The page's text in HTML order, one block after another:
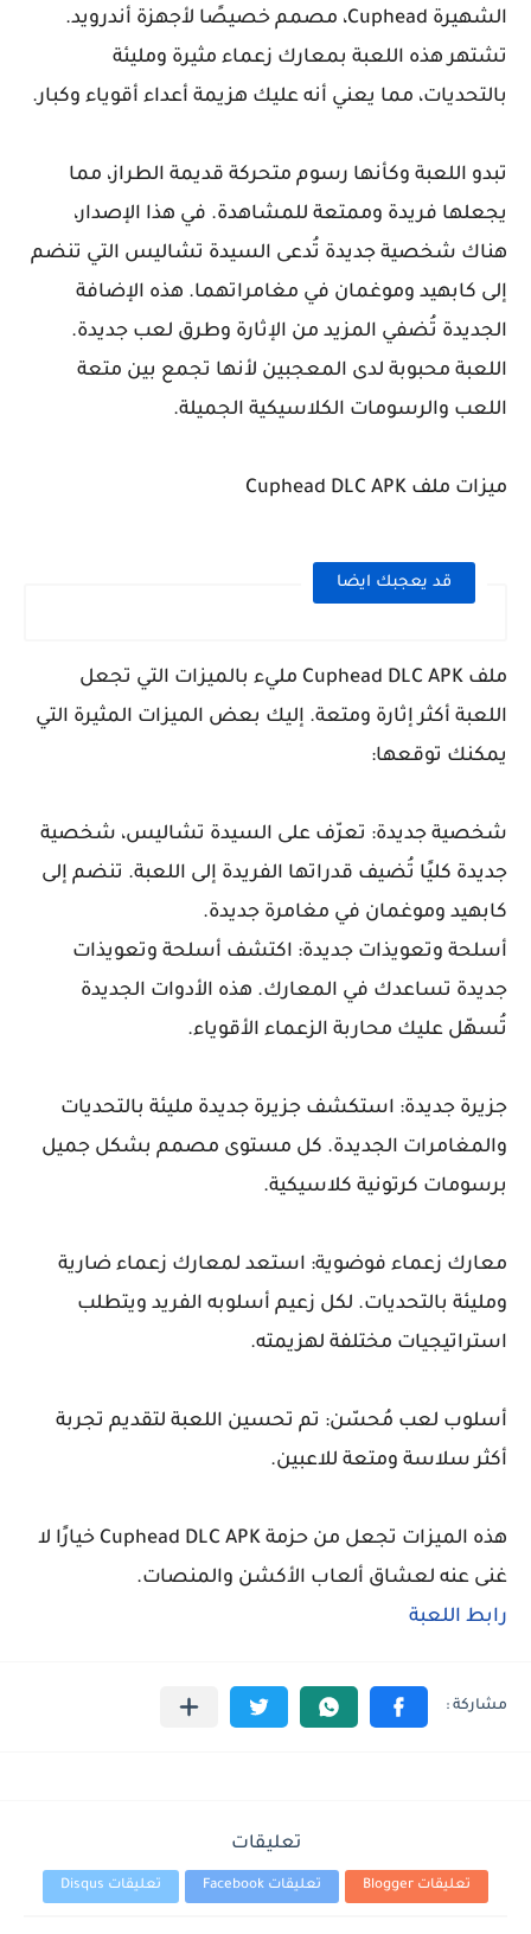
الشهيرة Cuphead، مصمم خصيصًا لأجهزة أندرويد.
تشتهر هذه اللعبة بمعارك زعماء مثيرة ومليئة
بالتحديات، مما يعني أنه عليك هزيمة أعداء أقوياء وكبار.
تبدو اللعبة وكأنها رسوم متحركة قديمة الطراز، مما
يجعلها فريدة وممتعة للمشاهدة. في هذا الإصدار،
هناك شخصية جديدة تُدعى السيدة تشاليس التي تنضم
إلى كابهيد وموغمان في مغامراتهما. هذه الإضافة
الجديدة تُضفي المزيد من الإثارة وطرق لعب جديدة.
اللعبة محبوبة لدى المعجبين لأنها تجمع بين متعة
اللعب والرسومات الكلاسيكية الجميلة.
ميزات ملف Cuphead DLC APK
قد يعجبك ايضا
ملف Cuphead DLC APK مليء بالميزات التي تجعل
اللعبة أكثر إثارة ومتعة. إليك بعض الميزات المثيرة التي
يمكنك توقعها:
شخصية جديدة: تعرّف على السيدة تشاليس، شخصية
جديدة كليًا تُضيف قدراتها الفريدة إلى اللعبة. تنضم إلى
كابهيد وموغمان في مغامرة جديدة.
أسلحة وتعويذات جديدة: اكتشف أسلحة وتعويذات
جديدة تساعدك في المعارك. هذه الأدوات الجديدة
تُسهّل عليك محاربة الزعماء الأقوياء.
جزيرة جديدة: استكشف جزيرة جديدة مليئة بالتحديات
والمغامرات الجديدة. كل مستوى مصمم بشكل جميل
برسومات كرتونية كلاسيكية.
معارك زعماء فوضوية: استعد لمعارك زعماء ضارية
ومليئة بالتحديات. لكل زعيم أسلوبه الفريد ويتطلب
استراتيجيات مختلفة لهزيمته.
أسلوب لعب مُحسّن: تم تحسين اللعبة لتقديم تجربة
أكثر سلاسة ومتعة للاعبين.
هذه الميزات تجعل من حزمة Cuphead DLC APK خيارًا لا
غنى عنه لعشاق ألعاب الأكشن والمنصات.
رابط اللعبة
تعليقات
تعليقات Blogger تعليقات Facebook تعليقات Disqus